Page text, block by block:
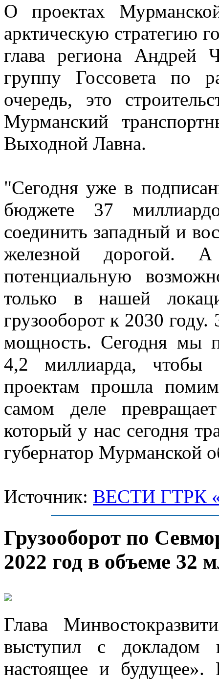
О проектах
арктическую стратегию
глава региона Андрей
группу Госсовета по
очередь, это
Мурманский
Выходной Лавна.
"Сегодня уже в
бюджете 37
соединить западный и
железной дорогой.
потенциальную
только в нашей
грузооборот к 2030
мощность. Сегодня мы
4,2 миллиарда,
проектам прошла
самом деле
который у нас сегодня
губернатор Мурманской
Источник: ВЕСТИ ГТРК
Грузооборот по
2022 год в объеме 32
Глава
выступил с докладом
настоящее и будущее».